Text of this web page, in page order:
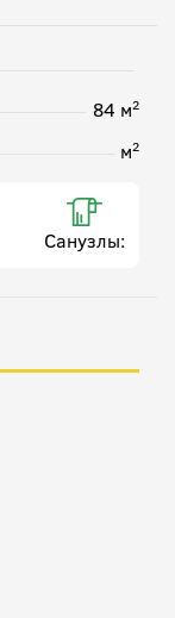
84 м2
м2
Санузлы: